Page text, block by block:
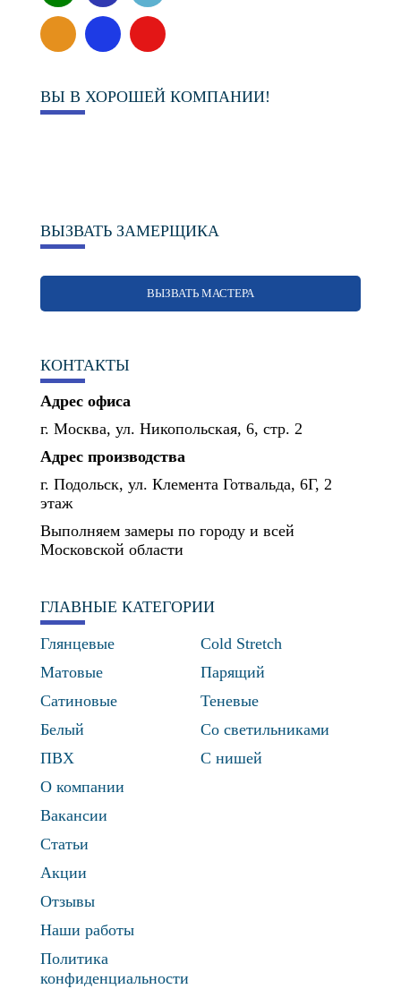
ВЫ В ХОРОШЕЙ КОМПАНИИ!
ВЫЗВАТЬ ЗАМЕРЩИКА
ВЫЗВАТЬ МАСТЕРА
КОНТАКТЫ
Адрес офиса
г. Москва, ул. Никопольская, 6, стр. 2
Адрес производства
г. Подольск, ул. Клемента Готвальда, 6Г, 2
этаж
Выполняем замеры по городу и всей
Московской области
ГЛАВНЫЕ КАТЕГОРИИ
Глянцевые
Матовые
Сатиновые
Белый
ПВХ
Cold Stretch
Парящий
Теневые
Со светильниками
С нишей
О компании
Вакансии
Статьи
Акции
Отзывы
Наши работы
Политика
конфиденциальности